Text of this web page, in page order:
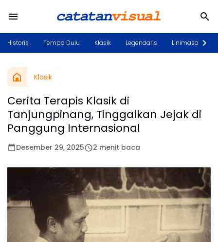
Historis Tempo Dulu Klasik Legendaris Linimasa
Klasik
Cerita Terapis Klasik di
Tanjungpinang, Tinggalkan Jejak di
Panggung Internasional
Desember 29, 2025 2 menit baca